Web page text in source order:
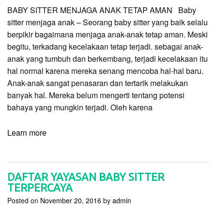
Login
BABY SITTER MENJAGA ANAK TETAP AMAN Baby
sitter menjaga anak – Seorang baby sitter yang baik selalu
berpikir bagaimana menjaga anak-anak tetap aman. Meski
begitu, terkadang kecelakaan tetap terjadi. sebagai anak-
anak yang tumbuh dan berkembang, terjadi kecelakaan itu
hal normal karena mereka senang mencoba hal-hal baru.
Anak-anak sangat penasaran dan tertarik melakukan
banyak hal. Mereka belum mengerti tentang potensi
bahaya yang mungkin terjadi. Oleh karena
Learn more
DAFTAR YAYASAN BABY SITTER
TERPERCAYA
Posted on November 20, 2016 by admin